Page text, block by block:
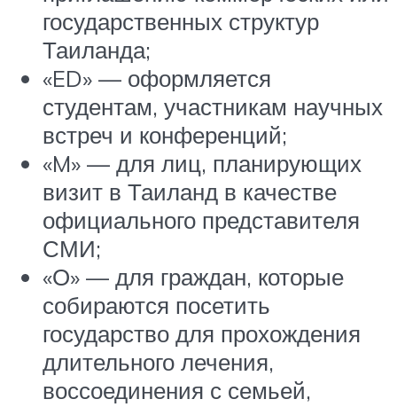
государственных структур
Таиланда;
«ED» — оформляется
студентам, участникам научных
встреч и конференций;
«M» — для лиц, планирующих
визит в Таиланд в качестве
официального представителя
СМИ;
«О» — для граждан, которые
собираются посетить
государство для прохождения
длительного лечения,
воссоединения с семьей,